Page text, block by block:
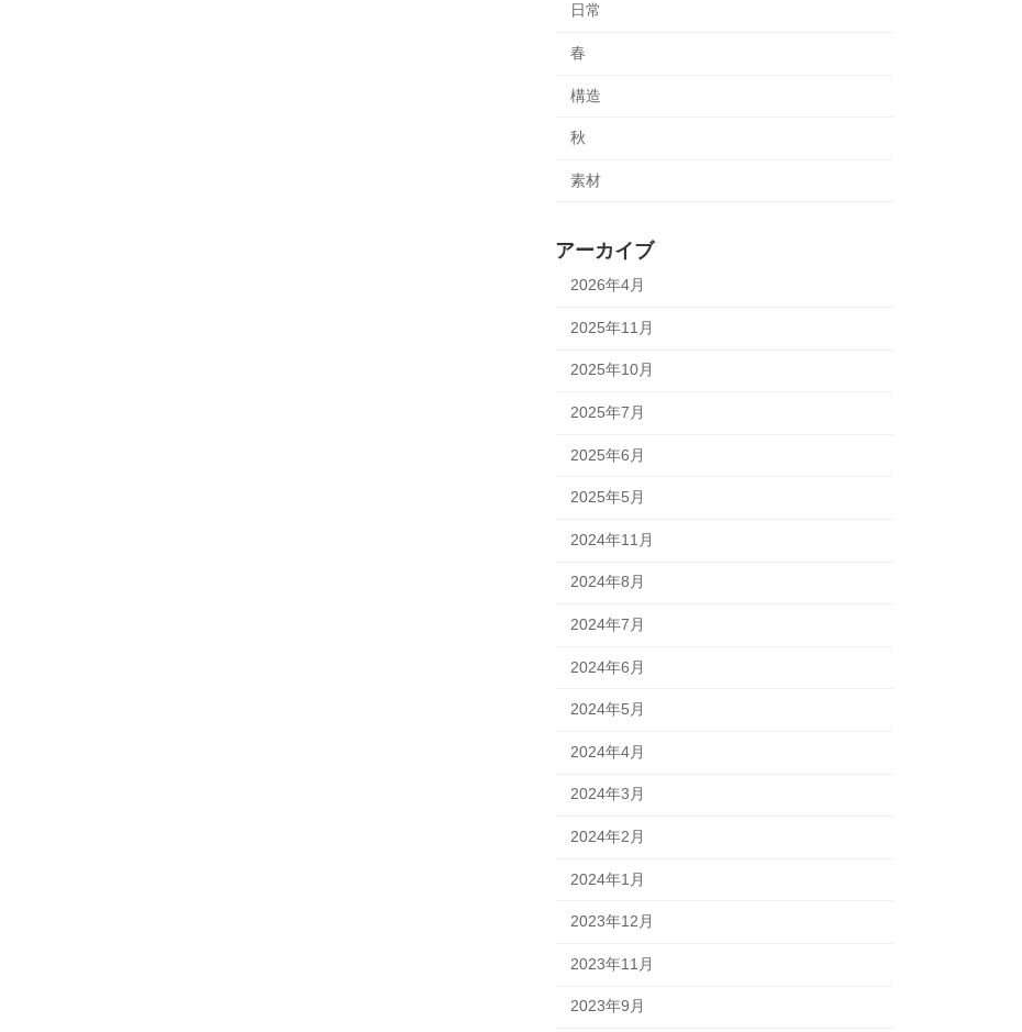
日常
春
構造
秋
素材
アーカイブ
2026年4月
2025年11月
2025年10月
2025年7月
2025年6月
2025年5月
2024年11月
2024年8月
2024年7月
2024年6月
2024年5月
2024年4月
2024年3月
2024年2月
2024年1月
2023年12月
2023年11月
2023年9月